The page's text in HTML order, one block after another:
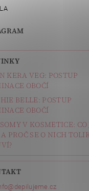
KERA VEG: POSTUP
OBOČÍ
BELLE: POSTUP
OBOČÍ
V KOSMETICE: CO
PROČ SE O NICH
@ depilujeme.cz